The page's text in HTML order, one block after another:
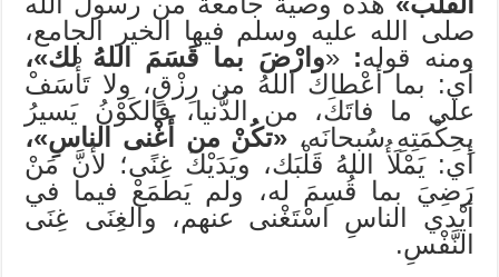
صلى الله عليه وسلم فيها الخير الجامع،
ومنه قوله:
«وارْضَ بما قَسَمَ اللهُ لك»،
أي: بما أعْطاكَ اللهُ من رِزْقٍ، ولا تَأْسَفْ
على ما فاتَكَ، من الدُّنيا، فالكَوْنُ يَسيرُ
بِحِكْمَتِهِ سُبحانَه، «تكُنْ من أَغْنى الناسِ»،
أي: يَمْلَأُ اللهُ قَلْبَك، ويَدَيْكَ غِنًى؛ لأنَّ مَنْ
رَضِيَ بما قُسِمَ له، ولم يَطمَعْ فيما في
أيْدي الناسِ اسْتَغْنى عنهم، والغِنَى غِنَى
النَّفْسِ.